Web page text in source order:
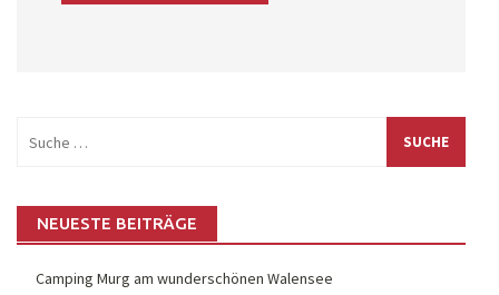
nach:
NEUESTE BEITRÄGE
Camping Murg am wunderschönen Walensee